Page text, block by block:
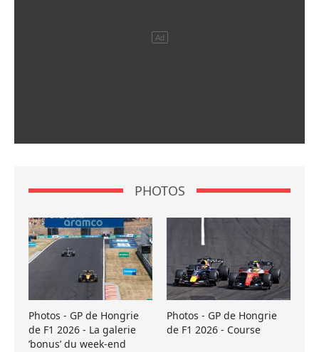
PHOTOS
Photos - GP de Hongrie
de F1 2026 - La galerie
’bonus’ du week-end
Photos - GP de Hongrie
de F1 2026 - Course